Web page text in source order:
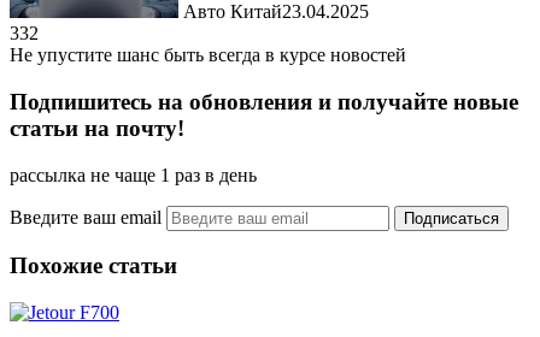
Авто Китай23.04.2025
332
Не упустите шанс быть всегда в курсе новостей
Подпишитесь на обновления и получайте новые
статьи на почту!
рассылка не чаще 1 раз в день
Введите ваш email
Похожие статьи